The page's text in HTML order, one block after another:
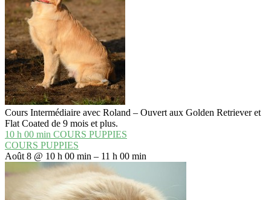
Cours Intermédiaire avec Roland – Ouvert aux Golden Retriever et
Flat Coated de 9 mois et plus.
10 h 00 min COURS PUPPIES
COURS PUPPIES
Août 8 @ 10 h 00 min – 11 h 00 min